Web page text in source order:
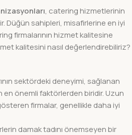
, catering hizmetlerinin
Düğün sahipleri, misafirlerine en iyi
firmalarının hizmet kalitesine
kalitesini nasıl değerlendirebiliriz?
sektördeki deneyimi, sağlanan
önemli faktörlerden biridir. Uzun
firmalar, genellikle daha iyi
damak tadını önemseyen bir